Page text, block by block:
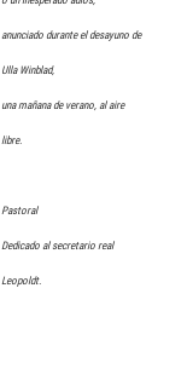
anunciado durante el desayuno de
Ulla Winblad,
una mañana de verano, al aire
libre.
Pastoral
Dedicado al secretario real
Leopoldt.